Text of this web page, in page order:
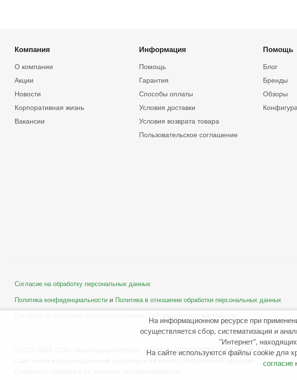
Компания
О компании
Акции
Новости
Корпоративная жизнь
Вакансии
Информация
Помощь
Гарантия
Способы оплаты
Условия доставки
Условия возврата товара
Пользовательское соглашение
Помощь
Блог
Бренды
Обзоры
Согласие на обработку персональных данных
Политика конфиденциальности и Политика в отношении обработки персональных данных
©2013-2026 ООО «Краснодарэлектро» ОГРН: 1132311009357 ОКВЭД: 46.43.1
На информационном ресурсе при
осуществляется сбор, систематизация и
"Интернет",
На сайте используются файлы cookie для
согласие